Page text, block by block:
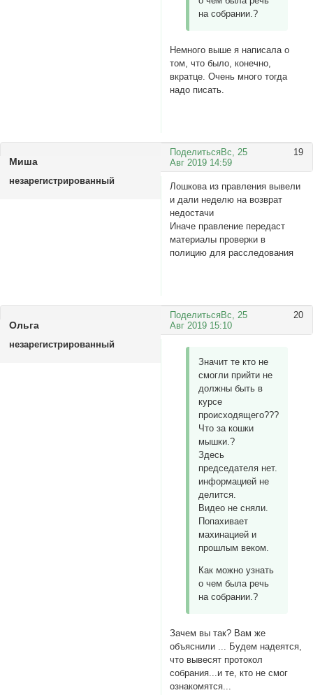
на собрании.?
Немного выше я написала о
том, что было, конечно,
вкратце. Очень много тогда
надо писать.
Поделиться 19
Вс, 25
Авг 2019 14:59
Миша
незарегистрированный
Лошкова из правления вывели
и дали неделю на возврат
недостачи
Иначе правление передаст
материалы проверки в
полицию для расследования
Поделиться 20
Вс, 25
Авг 2019 15:10
Ольга
незарегистрированный
Значит те кто не
смогли прийти не
должны быть в
курсе
происходящего???
Что за кошки
мышки.?
Здесь
председателя нет.
информацией не
делится.
Видео не сняли.
Попахивает
махинацией и
прошлым веком.
Как можно узнать
о чем была речь
на собрании.?
Зачем вы так? Вам же
объяснили ... Будем надеятся,
что вывесят протокол
собрания...и те, кто не смог
ознакомятся...